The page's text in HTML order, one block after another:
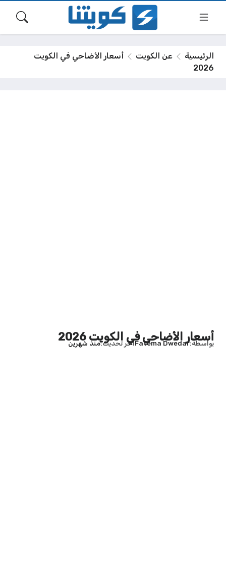
الرئيسية عن الكويت
أسعار الأضاحي في الكويت
2026
أسعار الأضاحي في الكويت 2026
بواسطة Fatema Dwedarآخر تحديث منذ شهرين